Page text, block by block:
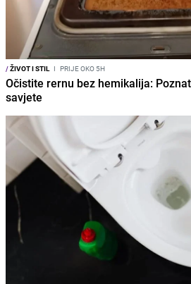
/ŽIVOT I STIL I PRIJE OKO 5H
Očistite rernu bez hemikalija:
savjete